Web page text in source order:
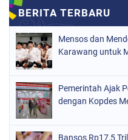
Mensos dan
Karawang untuk
Pemerintah Ajak
dengan Kopdes
Bansos Rp17,5